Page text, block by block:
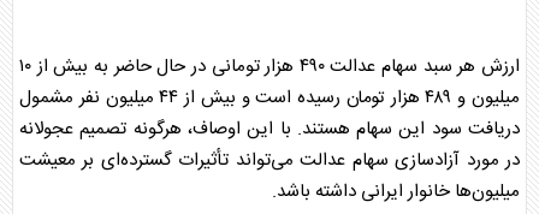
ارزش هر سبد سهام عدالت
۴۹۰ هزار تومانی در حال حاضر به بیش از ۱۰
میلیون و ۴۸۹ هزار تومان رسیده است و بیش از ۴۴ میلیون نفر مشمول
دریافت سود این سهام هستند. با این اوصاف، هرگونه تصمیم عجولانه
در مورد آزادسازی سهام عدالتمی‌تواند تأثیرات گسترده‌ای بر معیشت
میلیون‌ها خانوار ایرانی داشته باشد.